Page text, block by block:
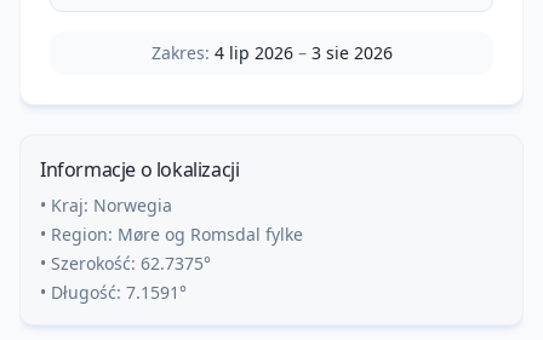
Zakres: 4 lip 2026– 3 sie 2026
Informacje o lokalizacji
• Kraj: Norwegia
• Region: Møre og Romsdal fylke
• Szerokość: 62.7375°
• Długość: 7.1591°